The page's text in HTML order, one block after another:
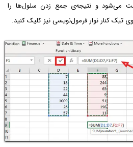
می‌شود و نتیجه‌ی جمع زدن سلول‌ها را
تیک کنار نوار فرمول‌نویسی نیز کلیک کنید.